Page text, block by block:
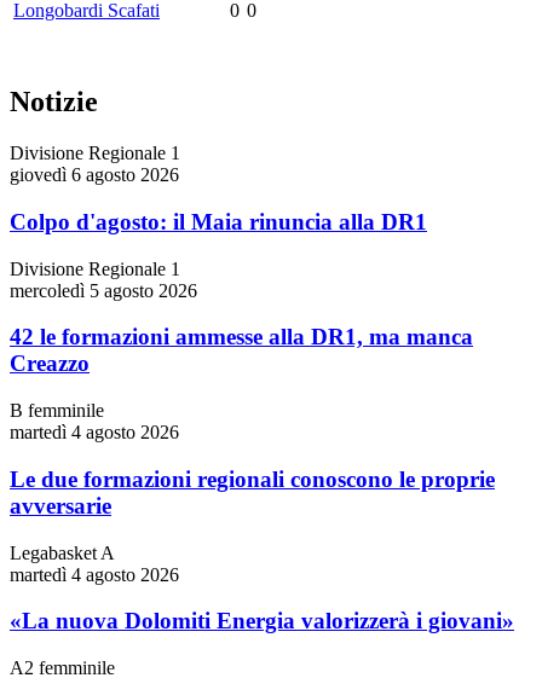
Longobardi Scafati 0 0
Notizie
Divisione Regionale 1
giovedì 6 agosto 2026
Colpo d'agosto: il Maia rinuncia alla DR1
Divisione Regionale 1
mercoledì 5 agosto 2026
42 le formazioni ammesse alla DR1, ma manca
Creazzo
B femminile
martedì 4 agosto 2026
Le due formazioni regionali conoscono le proprie
avversarie
Legabasket A
martedì 4 agosto 2026
«La nuova Dolomiti Energia valorizzerà i giovani»
A2 femminile